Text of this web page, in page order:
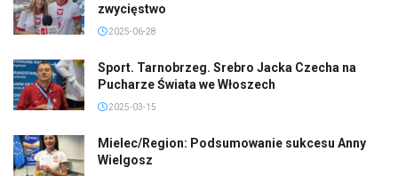
zwycięstwo
2025-06-28
Sport. Tarnobrzeg. Srebro Jacka Czecha na
Pucharze Świata we Włoszech
2025-03-15
Mielec/Region: Podsumowanie sukcesu Anny
Wielgosz